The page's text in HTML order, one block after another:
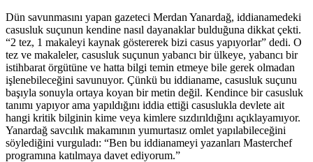
Dün savunmasını yapan gazeteci Merdan Yanardağ, iddianamedeki
casusluk suçunun kendine nasıl dayanaklar bulduğuna dikkat çekti.
“2 tez, 1 makaleyi kaynak göstererek bizi casus yapıyorlar” dedi. O
tez ve makaleler, casusluk suçunun yabancı bir ülkeye, yabancı bir
istihbarat örgütüne ve hatta bilgi temin etmeye bile gerek olmadan
işlenebileceğini savunuyor. Çünkü bu iddianame, casusluk suçunu
başıyla sonuyla ortaya koyan bir metin değil. Kendince bir casusluk
tanımı yapıyor ama yapıldığını iddia ettiği casuslukla devlete ait
hangi kritik bilginin kime veya kimlere sızdırıldığını açıklayamıyor.
Yanardağ savcılık makamının yumurtasız omlet yapılabileceğini
söylediğini vurguladı: “Ben bu iddianameyi yazanları Masterchef
programına katılmaya davet ediyorum.”